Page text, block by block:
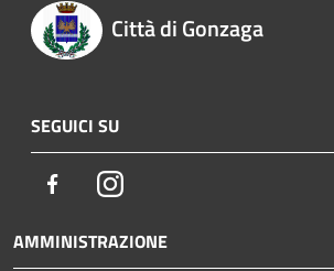
Città di Gonzaga
SEGUICI SU
FacebookInstagram
AMMINISTRAZIONE